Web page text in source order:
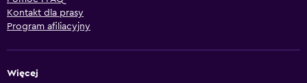
Kontakt dla prasy
Program afiliacyjny
Więcej